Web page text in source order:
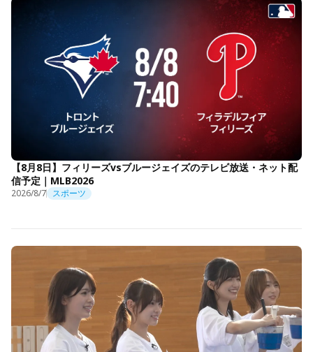
【8月8日】フィリーズvsブルージェイズのテレビ放送・ネット配
信予定｜MLB2026
2026/8/7 スポーツ